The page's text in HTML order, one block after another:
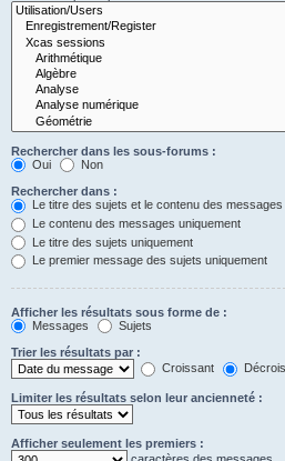
Rechercher dans les sous-forums :
Oui
Non
Rechercher dans :
Le titre des sujets et le contenu des messages
Le contenu des messages uniquement
Le titre des sujets uniquement
Le premier message des sujets uniquement
Afficher les résultats sous forme de :
Messages
Sujets
Trier les résultats par :
Croissant
Limiter les résultats selon leur ancienneté :
Afficher seulement les premiers :